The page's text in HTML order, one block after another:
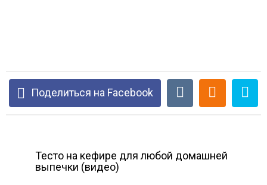
Поделиться на Facebook
Тесто на кефире для любой домашней
выпечки (видео)